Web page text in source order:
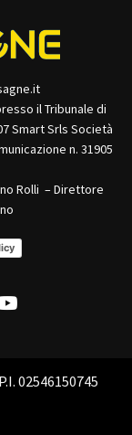
il Tribunale di
Smart Srls Società
n. 31905
Rolli – Direttore
02546150745